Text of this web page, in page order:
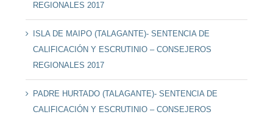
REGIONALES 2017
ISLA DE MAIPO (TALAGANTE)- SENTENCIA DE
CALIFICACIÓN Y ESCRUTINIO – CONSEJEROS
REGIONALES 2017
PADRE HURTADO (TALAGANTE)- SENTENCIA DE
CALIFICACIÓN Y ESCRUTINIO – CONSEJEROS